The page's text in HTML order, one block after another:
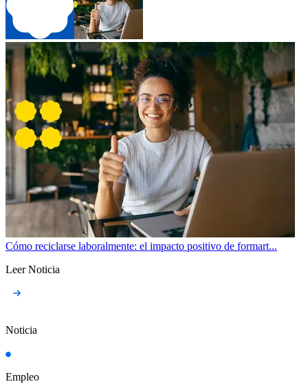
Cómo reciclarse laboralmente: el impacto positivo de formart...
Leer Noticia
Noticia
Empleo